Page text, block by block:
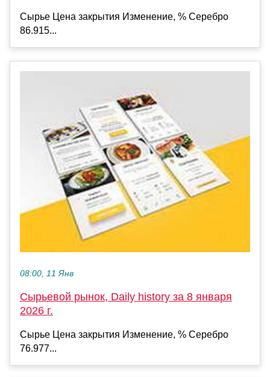
Сырье Цена закрытия Изменение, % Серебро
86.915...
08:00, 11 Янв
Сырьевой рынок, Daily history за 8 января
2026 г.
Сырье Цена закрытия Изменение, % Серебро
76.977...